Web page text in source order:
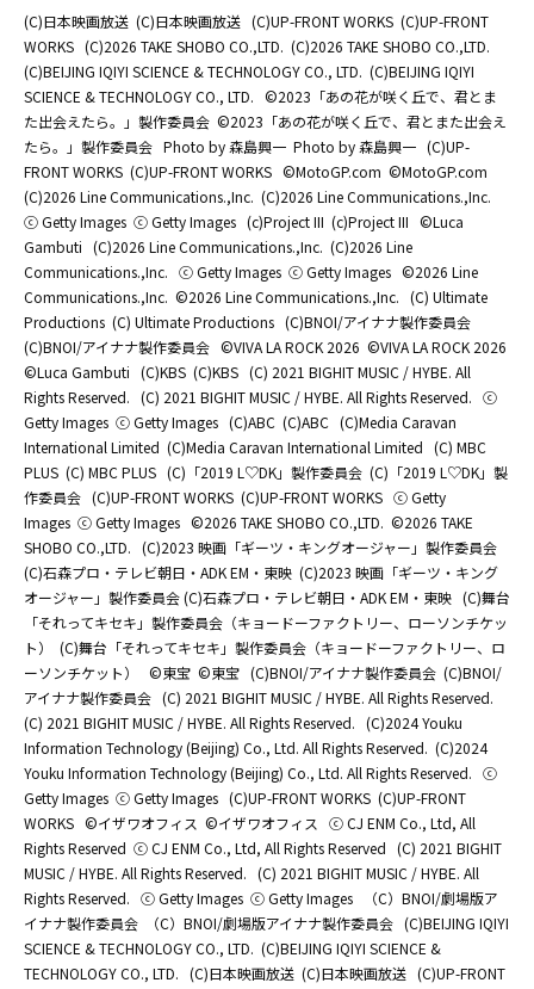
(C)日本映画放送 (C)日本映画放送 (C)UP-FRONT WORKS (C)UP-FRONT
WORKS (C)2026 TAKE SHOBO CO.,LTD. (C)2026 TAKE SHOBO CO.,LTD.
(C)BEIJING IQIYI SCIENCE & TECHNOLOGY CO., LTD. (C)BEIJING IQIYI
SCIENCE & TECHNOLOGY CO., LTD. ©2023「あの花が咲く丘で、君とま
た出会えたら。」製作委員会 ©2023「あの花が咲く丘で、君とまた出会え
たら。」製作委員会 Photo by 森島興一 Photo by 森島興一 (C)UP-
FRONT WORKS (C)UP-FRONT WORKS ©MotoGP.com ©MotoGP.com
(C)2026 Line Communications.,Inc. (C)2026 Line Communications.,Inc.
ⓒ Getty Images ⓒ Getty Images (c)Project III (c)Project III ©Luca
Gambuti (C)2026 Line Communications.,Inc. (C)2026 Line
Communications.,Inc. ⓒ Getty Images ⓒ Getty Images ©2026 Line
Communications.,Inc. ©2026 Line Communications.,Inc. (C) Ultimate
Productions (C) Ultimate Productions (C)BNOI/アイナナ製作委員会
(C)BNOI/アイナナ製作委員会 ©️VIVA LA ROCK 2026 ©️VIVA LA ROCK 2026
©Luca Gambuti (C)KBS (C)KBS (C) 2021 BIGHIT MUSIC / HYBE. All
Rights Reserved. (C) 2021 BIGHIT MUSIC / HYBE. All Rights Reserved. ⓒ
Getty Images ⓒ Getty Images (C)ABC (C)ABC (C)Media Caravan
International Limited (C)Media Caravan International Limited (C) MBC
PLUS (C) MBC PLUS (C)「2019 L♡DK」製作委員会 (C)「2019 L♡DK」製
作委員会 (C)UP-FRONT WORKS (C)UP-FRONT WORKS ⓒ Getty
Images ⓒ Getty Images ©2026 TAKE SHOBO CO.,LTD. ©2026 TAKE
SHOBO CO.,LTD. (C)2023 映画「ギーツ・キングオージャー」製作委員会
(C)石森プロ・テレビ朝日・ADK EM・東映 (C)2023 映画「ギーツ・キング
オージャー」製作委員会 (C)石森プロ・テレビ朝日・ADK EM・東映 (C)舞台
「それってキセキ」製作委員会（キョードーファクトリー、ローソンチケッ
ト）
(C)舞台「それってキセキ」製作委員会（キョードーファクトリー、ロ
ーソンチケット）
©東宝 ©東宝 (C)BNOI/アイナナ製作委員会 (C)BNOI/
アイナナ製作委員会 (C) 2021 BIGHIT MUSIC / HYBE. All Rights Reserved.
(C) 2021 BIGHIT MUSIC / HYBE. All Rights Reserved. (C)2024 Youku
Information Technology (Beijing) Co., Ltd. All Rights Reserved. (C)2024
Youku Information Technology (Beijing) Co., Ltd. All Rights Reserved. ⓒ
Getty Images ⓒ Getty Images (C)UP-FRONT WORKS (C)UP-FRONT
WORKS ©イザワオフィス ©イザワオフィス
ⓒ CJ ENM Co., Ltd, All
Rights Reserved ⓒ CJ ENM Co., Ltd, All Rights Reserved (C) 2021 BIGHIT
MUSIC / HYBE. All Rights Reserved. (C) 2021 BIGHIT MUSIC / HYBE. All
Rights Reserved. ⓒ Getty Images ⓒ Getty Images
（C）BNOI/劇場版ア
イナナ製作委員会
（C）BNOI/劇場版アイナナ製作委員会 (C)BEIJING IQIYI
SCIENCE & TECHNOLOGY CO., LTD. (C)BEIJING IQIYI SCIENCE &
TECHNOLOGY CO., LTD. (C)日本映画放送 (C)日本映画放送 (C)UP-FRONT